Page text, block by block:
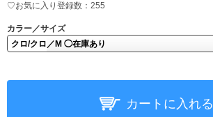
♡お気に入り登録数：255
カラー／サイズ
カートに入れる